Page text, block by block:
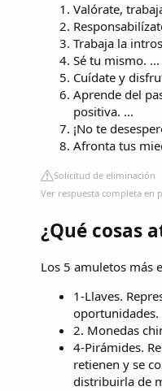
Valórate,
Trabaja la
Sé tu mismo. ...
Cuídate y
Aprende del
positiva. ...
¡No te
Afronta tus
Solicitud de eliminación
Ver respuesta completa en
¿Qué cosas
Los 5 amuletos más
1-Llaves.
oportunidades.
​2. Monedas
4-Pirámides.
retienen y se
distribuirla de